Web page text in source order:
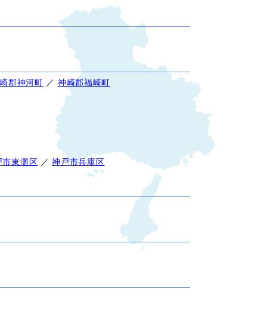
郡神河町 ／ 神崎郡福崎町
市東灘区 ／神戸市兵庫区